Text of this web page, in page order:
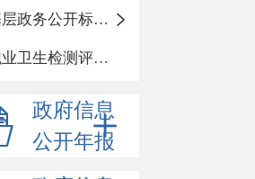
基层政务公开标准化目录
职业卫生检测评价信息
政府信息
公开年报